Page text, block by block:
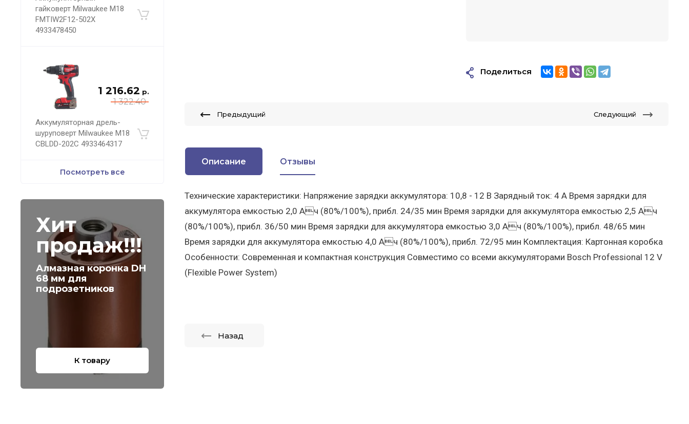
гайковерт Milwaukee M18
FMTIW2F12-502X
4933478450
1 322.40
1 216.62 р.
Аккумуляторная дрель-
шуруповерт Milwaukee M18
CBLDD-202C 4933464317
Посмотреть все
Хит
продаж!!!
Алмазная коронка DH
68 мм для
подрозетников
К товару
Поделиться
Предыдущий Следующий
Описание Отзывы
Технические характеристики: Напряжение зарядки аккумулятора: 10,8 - 12 В Зарядный ток: 4 A Время зарядки для
аккумулятора емкостью 2,0 Ач (80%/100%), прибл. 24/35 мин Время зарядки для аккумулятора емкостью 2,5 Ач
(80%/100%), прибл. 36/50 мин Время зарядки для аккумулятора емкостью 3,0 Ач (80%/100%), прибл. 48/65 мин
Время зарядки для аккумулятора емкостью 4,0 Ач (80%/100%), прибл. 72/95 мин Комплектация: Картонная коробка
Особенности: Современная и компактная конструкция Совместимо со всеми аккумуляторами Bosch Professional 12 V
(Flexible Power System)
Назад